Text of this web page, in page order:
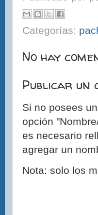
Categorías:
No hay
Publicar un
Si no posees
opción
es necesario
agregar un
Nota: solo los